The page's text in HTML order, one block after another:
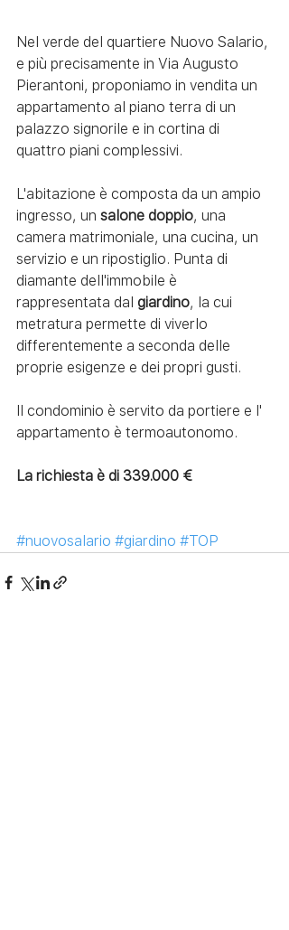
Nel verde del quartiere Nuovo Salario,
e più precisamente in Via Augusto
Pierantoni, proponiamo in vendita un
appartamento al piano terra di un
palazzo signorile e in cortina di
quattro piani complessivi.
L'abitazione è composta da un ampio
ingresso, un salone doppio, una
camera matrimoniale, una cucina, un
servizio e un ripostiglio. Punta di
diamante dell'immobile è
rappresentata dal giardino, la cui
metratura permette di viverlo
differentemente a seconda delle
proprie esigenze e dei propri gusti.
Il condominio è servito da portiere e l'
appartamento è termoautonomo.
La richiesta è di 339.000 €
#nuovosalario #giardino #TOP